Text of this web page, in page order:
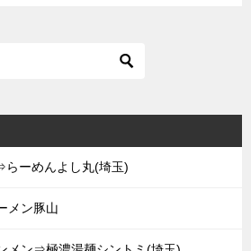
ーめんよし丸(埼玉)
メン豚山